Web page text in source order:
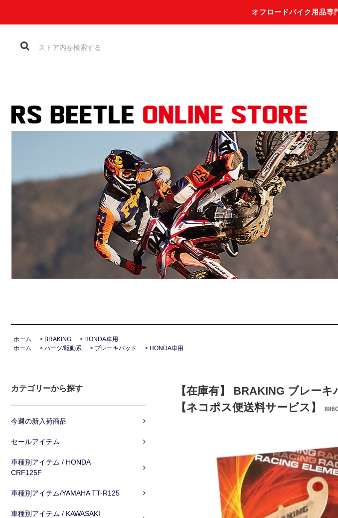
オフロードバイク用品専
ホーム > BRAKING > HONDA車用
ホーム
> パーツ/駆動系 > ブレーキパッド > HONDA車用
カテゴリーから探す
今週の新入荷商品
セールアイテム
車種別アイテム / HONDA
CRF125F
車種別アイテム/YAMAHA TT-R125
車種別アイテム / KAWASAKI
【在庫有】 BRAKING ブレー
【ネコポス便送料サービス】